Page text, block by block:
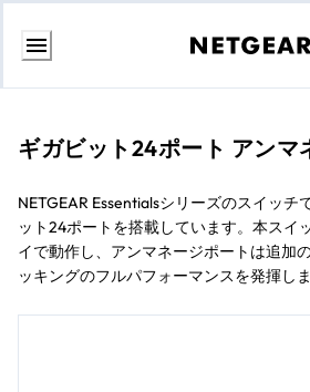
コ
ギガビット24ポート アンマ
NETGEAR Essentialsシリーズのスイッチ
ット24ポートを搭載しています。本スイ
イで動作し、アンマネージポートは追加
ッキングのフルパフォーマンスを発揮しま